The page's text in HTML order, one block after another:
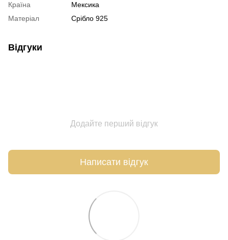
Країна
Мексика
Матеріал
Срібло 925
Відгуки
Додайте перший відгук
Написати відгук